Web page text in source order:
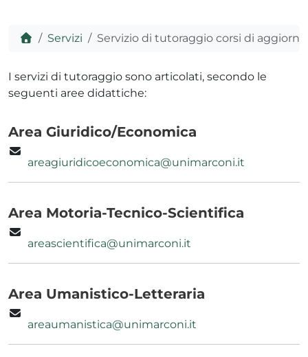
Home
Servizi Servizio di tutoraggio corsi di
I servizi di tutoraggio sono articolati, secondo le
seguenti aree didattiche:
Area Giuridico/Economica
areagiuridicoeconomica@unimarconi.it
Area Motoria-Tecnico-Scientifica
areascientifica@unimarconi.it
Area Umanistico-Letteraria
areaumanistica@unimarconi.it